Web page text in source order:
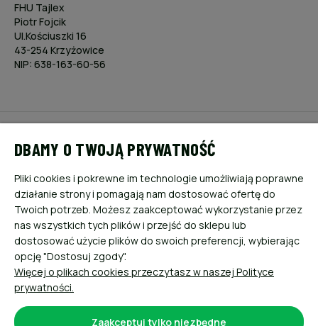
FHU Tajlex
Piotr Fojcik
Ul.Kościuszki 16
43-254 Krzyżowice
NIP: 638-163-60-56
PŁATNOŚCI I DOSTAWA
INFORMACJE
O NAS
DBAMY O TWOJĄ PRYWATNOŚĆ
Pliki cookies i pokrewne im technologie umożliwiają poprawne
działanie strony i pomagają nam dostosować ofertę do
Twoich potrzeb. Możesz zaakceptować wykorzystanie przez
nas wszystkich tych plików i przejść do sklepu lub
dostosować użycie plików do swoich preferencji, wybierając
opcję "Dostosuj zgody".
Więcej o plikach cookies przeczytasz w naszej Polityce
prywatności.
Zaakceptuj tylko niezbędne